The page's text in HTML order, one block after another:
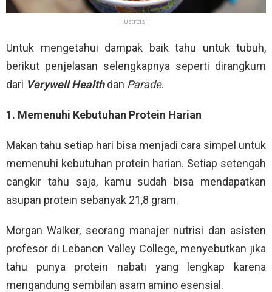
Ilustrasi
Untuk mengetahui dampak baik tahu untuk tubuh,
berikut penjelasan selengkapnya seperti dirangkum
dari Verywell Healthdan Parade.
1. Memenuhi Kebutuhan Protein Harian
Makan tahu setiap hari bisa menjadi cara simpel untuk
memenuhi kebutuhan protein harian. Setiap setengah
cangkir tahu saja, kamu sudah bisa mendapatkan
asupan protein sebanyak 21,8 gram.
Morgan Walker, seorang manajer nutrisi dan asisten
profesor di Lebanon Valley College, menyebutkan jika
tahu punya protein nabati yang lengkap karena
mengandung sembilan asam amino esensial.